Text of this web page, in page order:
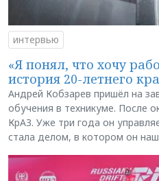
интервью
«Я понял, что хочу
история 20-летнего
Андрей Кобзарев пришёл на
обучения в техникуме. После
КрАЗ. Уже три года он
стала делом, в котором он